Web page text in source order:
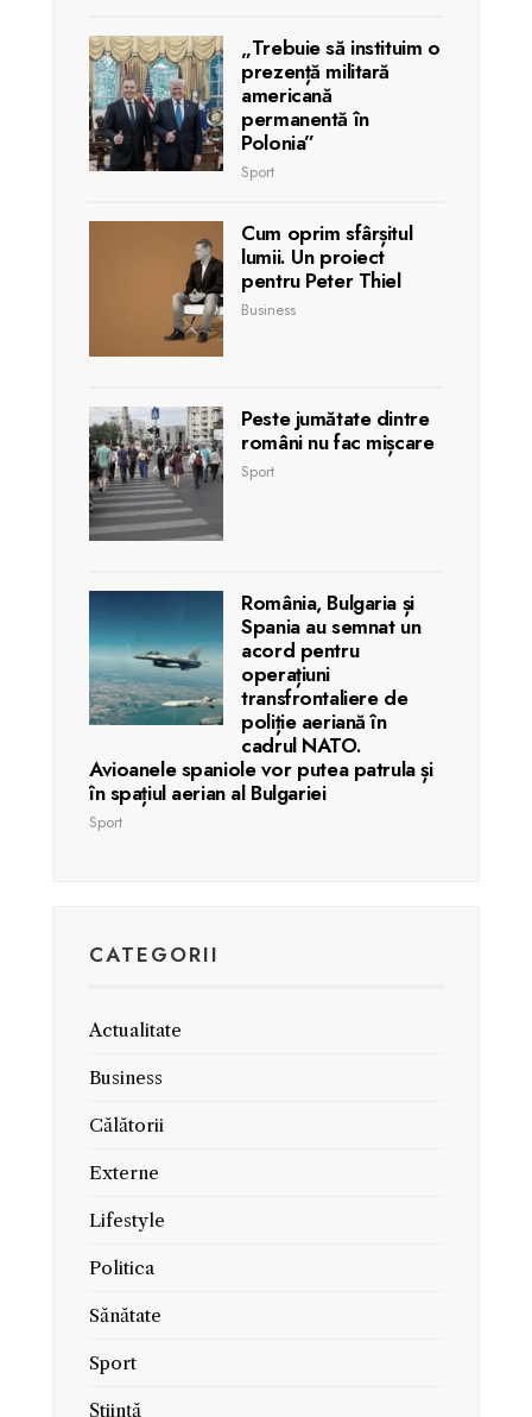
„Trebuie să instituim o
prezență militară
americană
permanentă în
Polonia”
Sport
Cum oprim sfârșitul
lumii. Un proiect
pentru Peter Thiel
Business
Peste jumătate dintre
români nu fac mișcare
Sport
România, Bulgaria și
Spania au semnat un
acord pentru
operațiuni
transfrontaliere de
poliție aeriană în
cadrul NATO.
Avioanele spaniole vor putea patrula și
în spațiul aerian al Bulgariei
Sport
CATEGORII
Actualitate
Business
Călătorii
Externe
Lifestyle
Politica
Sănătate
Sport
Știință